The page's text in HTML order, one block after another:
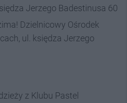
Jerzego Badestinusa 60
Dzielnicowy Ośrodek
ul. księdza Jerzego
z Klubu Pastel